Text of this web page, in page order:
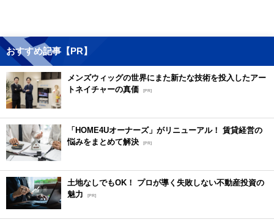
おすすめ記事【PR】
メンズウィッグの世界にまた新たな技術を投入したアー
トネイチャーの真価 [PR]
「HOME4Uオーナーズ」がリニューアル！ 賃貸経営の
悩みをまとめて解決 [PR]
土地なしでもOK！ プロが導く失敗しない不動産投資の
魅力
[PR]